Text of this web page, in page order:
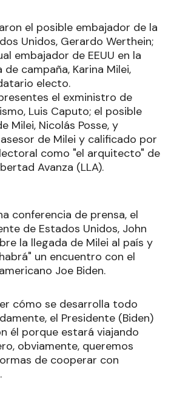
el posible embajador de la
Unidos, Gerardo Werthein;
embajador de EEUU en la
campaña, Karina Milei,
electo.
el exministro de
Luis Caputo; el posible
Milei, Nicolás Posse, y
de Milei y calificado por
como "el arquitecto" de
Avanza (LLA).
conferencia de prensa, el
de Estados Unidos, John
la llegada de Milei al país y
un encuentro con el
Joe Biden.
cómo se desarrolla todo
el Presidente (Biden)
él porque estará viajando
obviamente, queremos
de cooperar con
.